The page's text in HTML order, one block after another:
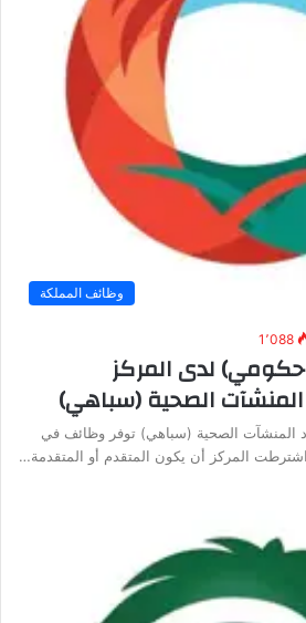
وظائف المملكة
1٬088
لدى المركز
الصحية (سباهي)
المنشآت الصحية (سباهي) توفر وظائف في
المركز أن يكون المتقدم أو المتقدمة…